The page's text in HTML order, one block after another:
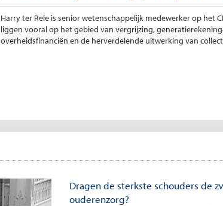
Harry ter Rele is senior wetenschappelijk medewerker op het
liggen vooral op het gebied van vergrijzing,
overheidsfinanciën en de herverdelende uitwerking van
Dragen de sterkste schouders de
ouderenzorg?